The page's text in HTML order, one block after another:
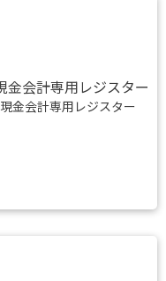
現金会計専用レジスター